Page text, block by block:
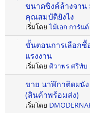
ขนาดซิงค์ล้างจาน
คุณสมบัติยังไง
เริ่มโดยไม้เอก การันต์
ขั้นตอนการเลือกซื้
แรงงาน
เริ่มโดย ศิวาพร ศรีทับ
ขาย นาฬิกาติดผนั
(สินค้าพร้อมส่ง)
เริ่มโดย